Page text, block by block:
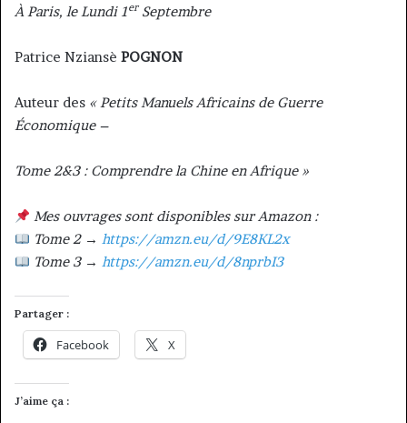
À Paris, le Lundi 1erSeptembre
Patrice Nziansè POGNON
Auteur des « Petits Manuels Africains de Guerre
Économique –
Tome 2&3 : Comprendre la Chine en Afrique »
Mes ouvrages sont disponibles sur Amazon :
Tome 2 → https://amzn.eu/d/9E8KL2x
Tome 3 → https://amzn.eu/d/8nprbI3
Partager :
Facebook X
J’aime ça :